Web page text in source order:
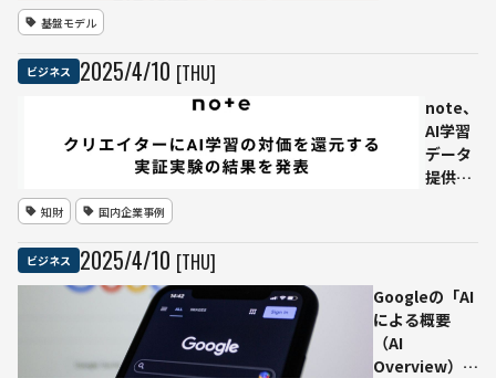
ン（月額18ド
ル）」の最大
20倍の使用量
基盤モデル
ビジネス 2025/4/10 [THU]
note、
AI学習
データ
提供の
クリエ
イター
500万
知財 国内企業事例
ビジネス 2025/4/10 [THU]
Googleの「AI
による概要
（AI
Overview）」